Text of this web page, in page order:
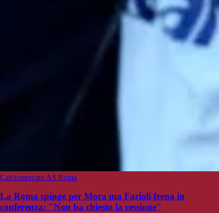
Calciomercato AS Roma
La Roma spinge per Mora ma Farioli frena in
conferenza: "Non ha chiesto la cessione"